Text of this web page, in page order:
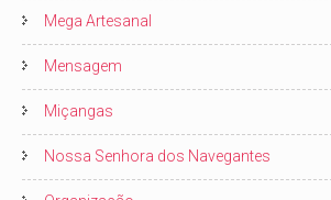
Mega Artesanal
Mensagem
Miçangas
Nossa Senhora dos Navegantes